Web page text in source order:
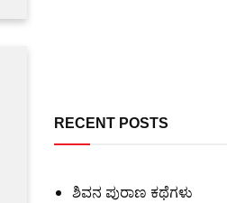
RECENT POSTS
ಶಿವನ ಪುರಾಣ ಕಥೆಗಳು